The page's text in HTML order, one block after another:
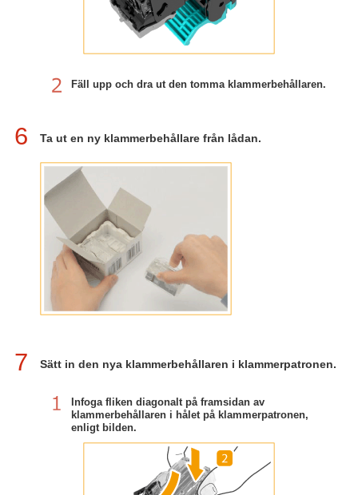
Fäll upp och dra ut den tomma klammerbehållaren.
6 Ta ut en ny klammerbehållare från lådan.
7 Sätt in den nya klammerbehållaren i klammerpatronen.
Infoga fliken diagonalt på framsidan av
klammerbehållaren i hålet på klammerpatronen,
enligt bilden.